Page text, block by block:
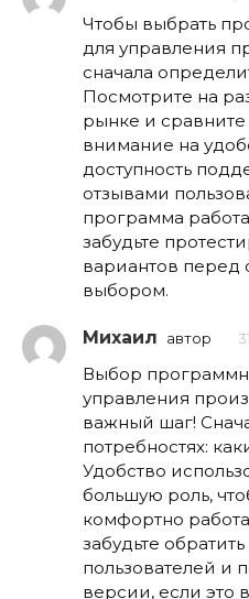
Чтобы выбрать
для управления
сначала
Посмотрите на
рынке и
внимание на
доступность
отзывами
программа
забудьте
вариантов перед
выбором.
Михаил автор
Выбор
управления
важный шаг!
потребностях:
Удобство
большую роль,
комфортно
забудьте
пользователей и
версии, если это